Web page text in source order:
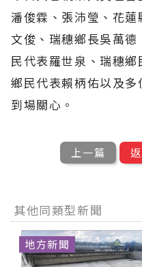
潘俊霖、張沛瑩、花
文俊、瑞穗鄉長吳萬
民代表羅世泉、瑞穗
鄉民代表賴柄佑以及
到場關心。
上一篇
其他同類型新聞
地方新聞